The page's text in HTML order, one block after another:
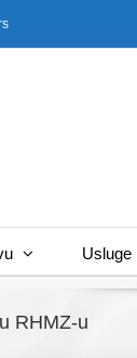
Usluge
RHMZ-u